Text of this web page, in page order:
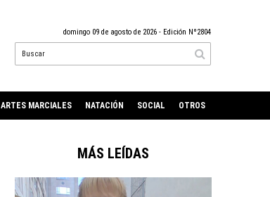
domingo 09 de agosto de 2026 - Edición Nº2804
ARTES MARCIALES NATACIÓN SOCIAL OTROS
MÁS LEÍDAS